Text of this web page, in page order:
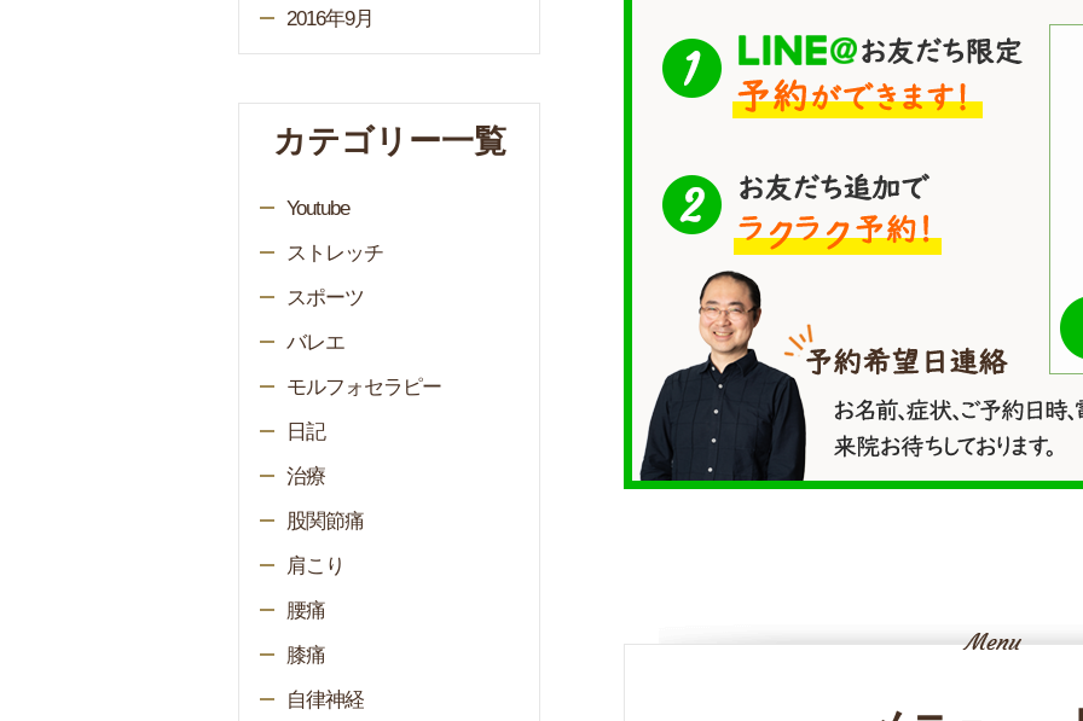
2016年9月
カテゴリー一覧
Youtube
ストレッチ
スポーツ
バレエ
モルフォセラピー
日記
治療
股関節痛
肩こり
腰痛
膝痛
自律神経